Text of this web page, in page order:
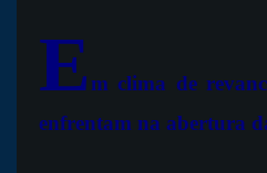
Em clima de
enfrentam na abertura